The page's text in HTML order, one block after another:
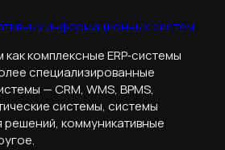
информационных систем
комплексные ERP‑системы
специализированные
— CRM, WMS, BPMS,
системы, системы
решений, коммуникативные